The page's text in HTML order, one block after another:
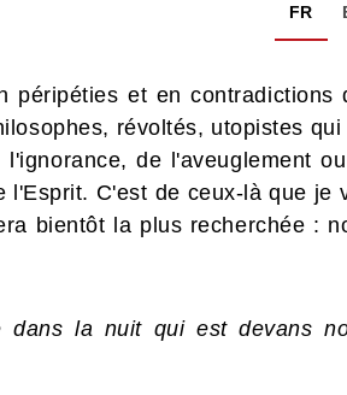
FR
péripéties et en contradictions
révoltés, utopistes qui
de l'aveuglement
C'est de ceux-là que je
bientôt la plus recherchée :
la nuit qui est devans